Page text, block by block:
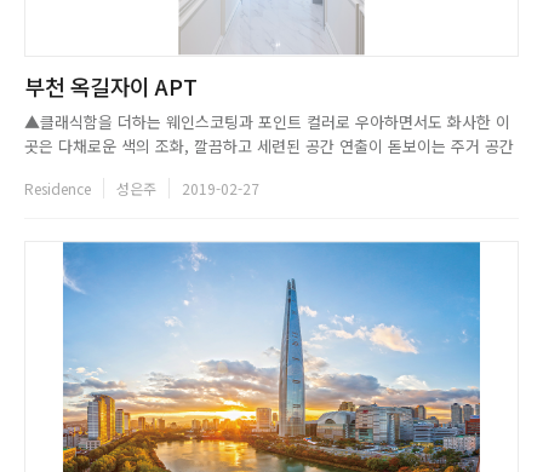
부천 옥길자이 APT
▲클래식함을 더하는 웨인스코팅과 포인트 컬러로 우아하면서도 화사한 이
곳은 다채로운 색의 조화, 깔끔하고 세련된 공간 연출이 돋보이는 주거 공간
일과 그린 컬러 중문의 어우러짐으로 집으로 들어서는 데 있어 강렬하고 화
Residence 성은주 2019-02-27